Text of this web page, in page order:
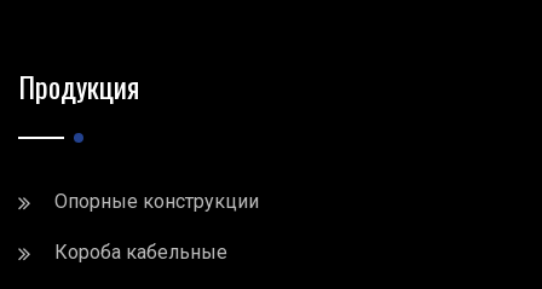
Продукция
Опорные конструкции
Короба кабельные